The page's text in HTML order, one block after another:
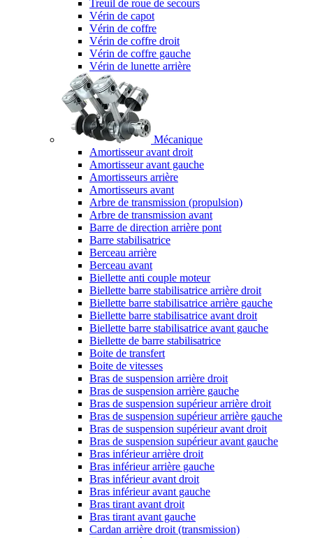
Treuil de roue de secours
Vérin de capot
Vérin de coffre
Vérin de coffre droit
Vérin de coffre gauche
Vérin de lunette arrière
Mécanique
Amortisseur avant droit
Amortisseur avant gauche
Amortisseurs arrière
Amortisseurs avant
Arbre de transmission (propulsion)
Arbre de transmission avant
Barre de direction arrière pont
Barre stabilisatrice
Berceau arrière
Berceau avant
Biellette anti couple moteur
Biellette barre stabilisatrice arrière droit
Biellette barre stabilisatrice arrière gauche
Biellette barre stabilisatrice avant droit
Biellette barre stabilisatrice avant gauche
Biellette de barre stabilisatrice
Boite de transfert
Boite de vitesses
Bras de suspension arrière droit
Bras de suspension arrière gauche
Bras de suspension supérieur arrière droit
Bras de suspension supérieur arrière gauche
Bras de suspension supérieur avant droit
Bras de suspension supérieur avant gauche
Bras inférieur arrière droit
Bras inférieur arrière gauche
Bras inférieur avant droit
Bras inférieur avant gauche
Bras tirant avant droit
Bras tirant avant gauche
Cardan arrière droit (transmission)